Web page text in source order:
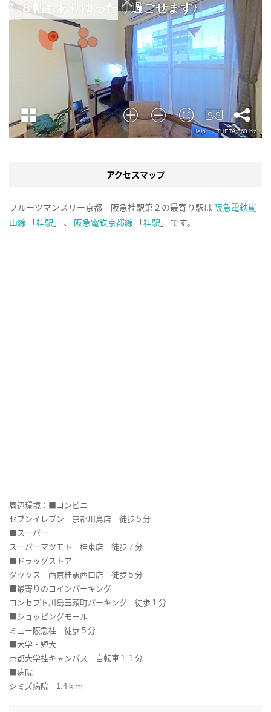
アクセスマップ
フルーツマンスリー京都 阪急桂駅第２の最寄り駅は 阪急電鉄嵐
山線 「桂駅 」 、 阪急電鉄京都線 「桂駅 」 です。
周辺環境：■コンビニ
セブンイレブン 京都川島店 徒歩５分
■スーパー
スーパーマツモト 桂東店 徒歩７分
■ドラッグストア
ダックス 西京桂駅西口店 徒歩５分
■最寄りのコインパーキング
コンセプト川島玉頭町パーキング 徒歩１分
■ショッピングモール
ミュー阪急桂 徒歩５分
■大学・短大
京都大学桂キャンパス 自転車１１分
■病院
シミズ病院 1.4ｋｍ